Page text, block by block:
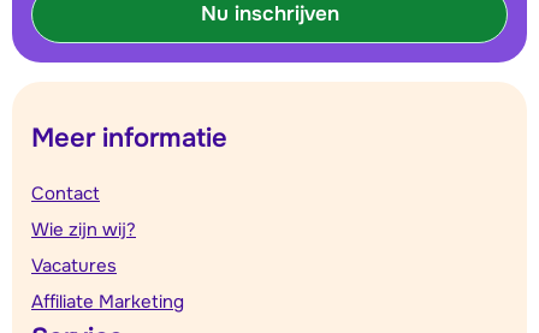
Nu inschrijven
Meer informatie
Contact
Wie zijn wij?
Vacatures
Affiliate Marketing